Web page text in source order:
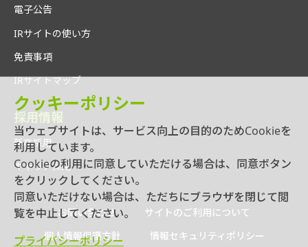
クッキーポリシー
当ウェブサイトは、サービス向上の目的のためCookieを
利用しています。
Cookieの利用に同意していただける場合は、同意ボタン
をクリックしてください。
同意いただけない場合は、ただちにブラウザを閉じて閲
覧を中止してください。
プライバシーポリシー
電子公告
IRサイトの使い方
免責事項
IRサイトマップ
採用情報
新卒採用
キャリア採用
お問い合わせ
サイトのご利用について
個人情報保護方針
情報セキュリティポリシー